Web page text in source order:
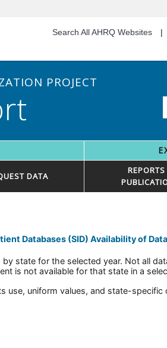
Search All AHRQ Websites
PROJECT
DATA
Databases (SID) Availability of
state for the selected year. Not all
is not available for that state in a
use, uniform values, and state-